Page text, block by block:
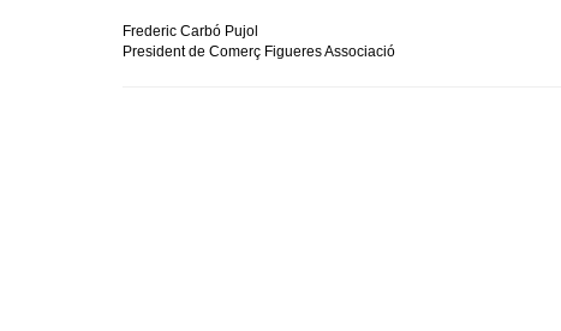
Frederic Carbó Pujol
President de Comerç Figueres Associació